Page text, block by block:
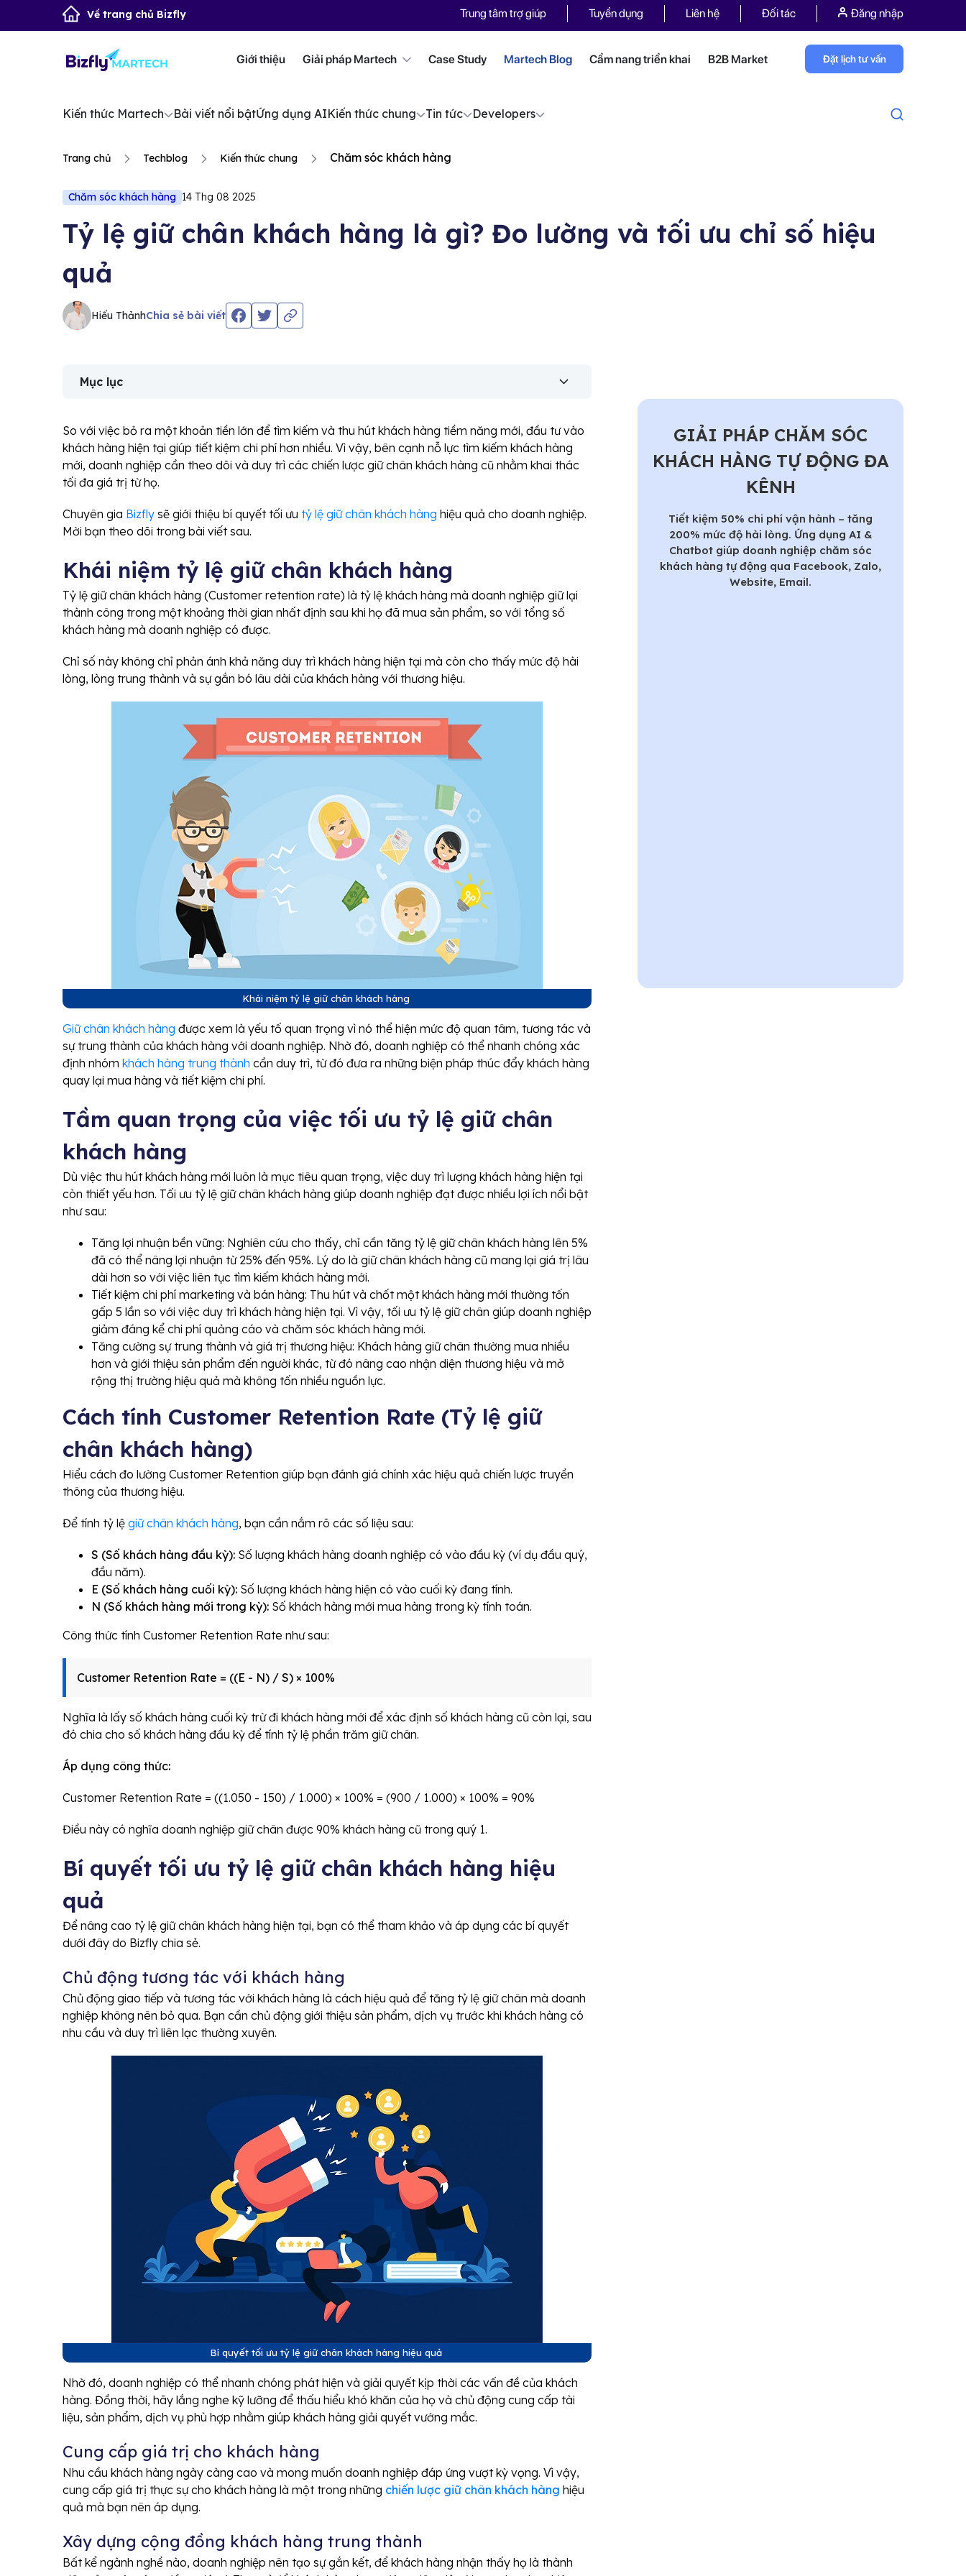
Về trang chủ Bizfly Trung tâm trợ giúp Tuyển dụng Liên hệ Đối tác Đăng nhập
Giới thiệu Giải pháp Martech Case Study Martech Blog Cẩm nang triển khai B2B Market Đặt lịch tư vấn
Kiến thức Martech Bài viết nổi bậtỨng dụng AIKiến thức chung Tin tức Developers
Trang chủ Techblog Kiến thức chung Chăm sóc khách hàng
Chăm sóc khách hàng 14 Thg 08 2025
Tỷ lệ giữ chân khách hàng là gì? Đo lường và tối ưu chỉ số hiệu
quả
Hiếu ThảnhChia sẻ bài viết
Mục lục
So với việc bỏ ra một khoản tiền lớn để tìm kiếm và thu hút khách hàng tiềm năng mới, đầu tư vào
khách hàng hiện tại giúp tiết kiệm chi phí hơn nhiều. Vì vậy, bên cạnh nỗ lực tìm kiếm khách hàng
mới, doanh nghiệp cần theo dõi và duy trì các chiến lược giữ chân khách hàng cũ nhằm khai thác
tối đa giá trị từ họ.
Chuyên gia Bizfly sẽ giới thiệu bí quyết tối ưu tỷ lệ giữ chân khách hàng hiệu quả cho doanh nghiệp.
Mời bạn theo dõi trong bài viết sau.
Khái niệm tỷ lệ giữ chân khách hàng
Tỷ lệ giữ chân khách hàng (Customer retention rate) là tỷ lệ khách hàng mà doanh nghiệp giữ lại
thành công trong một khoảng thời gian nhất định sau khi họ đã mua sản phẩm, so với tổng số
khách hàng mà doanh nghiệp có được.
Chỉ số này không chỉ phản ánh khả năng duy trì khách hàng hiện tại mà còn cho thấy mức độ hài
lòng, lòng trung thành và sự gắn bó lâu dài của khách hàng với thương hiệu.
Khái niệm tỷ lệ giữ chân khách hàng
Giữ chân khách hàng được xem là yếu tố quan trọng vì nó thể hiện mức độ quan tâm, tương tác và
sự trung thành của khách hàng với doanh nghiệp. Nhờ đó, doanh nghiệp có thể nhanh chóng xác
định nhóm khách hàng trung thành cần duy trì, từ đó đưa ra những biện pháp thúc đẩy khách hàng
quay lại mua hàng và tiết kiệm chi phí.
Tầm quan trọng của việc tối ưu tỷ lệ giữ chân
khách hàng
Dù việc thu hút khách hàng mới luôn là mục tiêu quan trọng, việc duy trì lượng khách hàng hiện tại
còn thiết yếu hơn. Tối ưu tỷ lệ giữ chân khách hàng giúp doanh nghiệp đạt được nhiều lợi ích nổi bật
như sau:
Tăng lợi nhuận bền vững: Nghiên cứu cho thấy, chỉ cần tăng tỷ lệ giữ chân khách hàng lên 5%
đã có thể nâng lợi nhuận từ 25% đến 95%. Lý do là giữ chân khách hàng cũ mang lại giá trị lâu
dài hơn so với việc liên tục tìm kiếm khách hàng mới.
Tiết kiệm chi phí marketing và bán hàng: Thu hút và chốt một khách hàng mới thường tốn
gấp 5 lần so với việc duy trì khách hàng hiện tại. Vì vậy, tối ưu tỷ lệ giữ chân giúp doanh nghiệp
giảm đáng kể chi phí quảng cáo và chăm sóc khách hàng mới.
Tăng cường sự trung thành và giá trị thương hiệu: Khách hàng giữ chân thường mua nhiều
hơn và giới thiệu sản phẩm đến người khác, từ đó nâng cao nhận diện thương hiệu và mở
rộng thị trường hiệu quả mà không tốn nhiều nguồn lực.
Cách tính Customer Retention Rate (Tỷ lệ giữ
chân khách hàng)
Hiểu cách đo lường Customer Retention giúp bạn đánh giá chính xác hiệu quả chiến lược truyền
thông của thương hiệu.
Để tính tỷ lệ giữ chân khách hàng, bạn cần nắm rõ các số liệu sau:
S (Số khách hàng đầu kỳ): Số lượng khách hàng doanh nghiệp có vào đầu kỳ (ví dụ đầu quý,
đầu năm).
E (Số khách hàng cuối kỳ): Số lượng khách hàng hiện có vào cuối kỳ đang tính.
N (Số khách hàng mới trong kỳ): Số khách hàng mới mua hàng trong kỳ tính toán.
Công thức tính Customer Retention Rate như sau:
Customer Retention Rate = ((E - N) / S) × 100%
Nghĩa là lấy số khách hàng cuối kỳ trừ đi khách hàng mới để xác định số khách hàng cũ còn lại, sau
đó chia cho số khách hàng đầu kỳ để tính tỷ lệ phần trăm giữ chân.
Áp dụng công thức:
Customer Retention Rate = ((1.050 - 150) / 1.000) × 100% = (900 / 1.000) × 100% = 90%
Điều này có nghĩa doanh nghiệp giữ chân được 90% khách hàng cũ trong quý 1.
Bí quyết tối ưu tỷ lệ giữ chân khách hàng hiệu
quả
Để nâng cao tỷ lệ giữ chân khách hàng hiện tại, bạn có thể tham khảo và áp dụng các bí quyết
dưới đây do Bizfly chia sẻ.
Chủ động tương tác với khách hàng
Chủ động giao tiếp và tương tác với khách hàng là cách hiệu quả để tăng tỷ lệ giữ chân mà doanh
nghiệp không nên bỏ qua. Bạn cần chủ động giới thiệu sản phẩm, dịch vụ trước khi khách hàng có
nhu cầu và duy trì liên lạc thường xuyên.
Bí quyết tối ưu tỷ lệ giữ chân khách hàng hiệu quả
Nhờ đó, doanh nghiệp có thể nhanh chóng phát hiện và giải quyết kịp thời các vấn đề của khách
hàng. Đồng thời, hãy lắng nghe kỹ lưỡng để thấu hiểu khó khăn của họ và chủ động cung cấp tài
liệu, sản phẩm, dịch vụ phù hợp nhằm giúp khách hàng giải quyết vướng mắc.
Cung cấp giá trị cho khách hàng
Nhu cầu khách hàng ngày càng cao và mong muốn doanh nghiệp đáp ứng vượt kỳ vọng. Vì vậy,
cung cấp giá trị thực sự cho khách hàng là một trong những chiến lược giữ chân khách hàng hiệu
quả mà bạn nên áp dụng.
Xây dựng cộng đồng khách hàng trung thành
Bất kể ngành nghề nào, doanh nghiệp nên tạo sự gắn kết, để khách hàng nhận thấy họ là thành
GIẢI PHÁP CHĂM SÓC
KHÁCH HÀNG TỰ ĐỘNG ĐA
KÊNH
Tiết kiệm 50% chi phí vận hành – tăng
200% mức độ hài lòng. Ứng dụng AI &
Chatbot giúp doanh nghiệp chăm sóc
khách hàng tự động qua Facebook, Zalo,
Website, Email.